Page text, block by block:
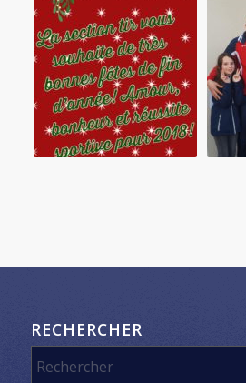
RECHERCHER